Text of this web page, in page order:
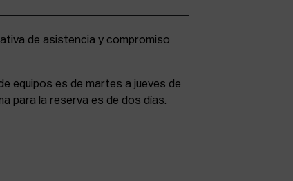
equipos es de martes a jueves de
para la reserva es de dos días.